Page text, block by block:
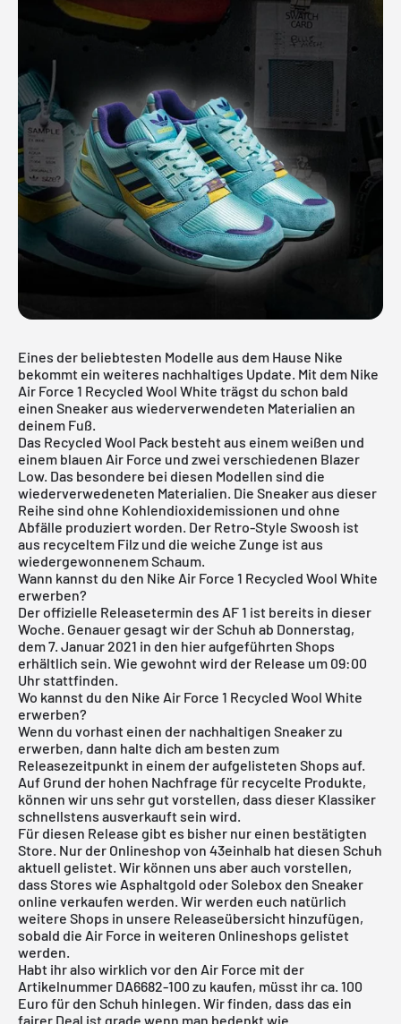
Eines der beliebtesten Modelle aus dem Hause Nike
bekommt ein weiteres nachhaltiges Update. Mit dem Nike
Air Force 1 Recycled Wool White trägst du schon bald
einen Sneaker aus wiederverwendeten Materialien an
deinem Fuß.
Das Recycled Wool Pack besteht aus einem weißen und
einem blauen Air Force und zwei verschiedenen Blazer
Low. Das besondere bei diesen Modellen sind die
wiederverwedeneten Materialien. Die Sneaker aus dieser
Reihe sind ohne Kohlendioxidemissionen und ohne
Abfälle produziert worden. Der Retro-Style Swoosh ist
aus recyceltem Filz und die weiche Zunge ist aus
wiedergewonnenem Schaum.
Wann kannst du den Nike Air Force 1 Recycled Wool White
erwerben?
Der offizielle Releasetermin des AF 1 ist bereits in dieser
Woche. Genauer gesagt wir der Schuh ab Donnerstag,
dem 7. Januar 2021 in den hier aufgeführten Shops
erhältlich sein. Wie gewohnt wird der Release um 09:00
Uhr stattfinden.
Wo kannst du den Nike Air Force 1 Recycled Wool White
erwerben?
Wenn du vorhast einen der nachhaltigen Sneaker zu
erwerben, dann halte dich am besten zum
Releasezeitpunkt in einem der aufgelisteten Shops auf.
Auf Grund der hohen Nachfrage für recycelte Produkte,
können wir uns sehr gut vorstellen, dass dieser Klassiker
schnellstens ausverkauft sein wird.
Für diesen Release gibt es bisher nur einen bestätigten
Store. Nur der Onlineshop von 43einhalb hat diesen Schuh
aktuell gelistet. Wir können uns aber auch vorstellen,
dass Stores wie Asphaltgold oder Solebox den Sneaker
online verkaufen werden. Wir werden euch natürlich
weitere Shops in unsere Releaseübersicht hinzufügen,
sobald die Air Force in weiteren Onlineshops gelistet
werden.
Habt ihr also wirklich vor den Air Force mit der
Artikelnummer DA6682-100 zu kaufen, müsst ihr ca. 100
Euro für den Schuh hinlegen. Wir finden, dass das ein
fairer Deal ist grade wenn man bedenkt wie